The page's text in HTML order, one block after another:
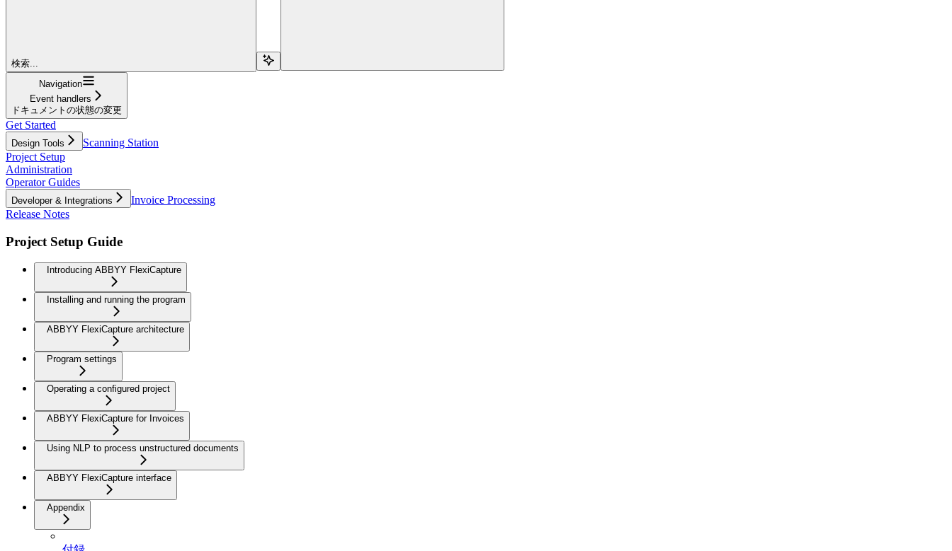
検索...
Navigation
Event handlers
ドキュメントの状態の変更
Get Started
Design Tools
Scanning Station
Project Setup
Administration
Operator Guides
Developer & Integrations
Invoice Processing
Release Notes
Project Setup Guide
Introducing ABBYY FlexiCapture
Installing and running the program
ABBYY FlexiCapture architecture
Program settings
Operating a configured project
ABBYY FlexiCapture for Invoices
Using NLP to process unstructured documents
ABBYY FlexiCapture interface
Appendix